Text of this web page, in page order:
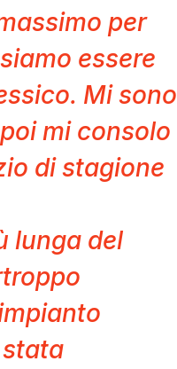
per
essere
Mi sono
mi consolo
di stagione
lunga del
stata